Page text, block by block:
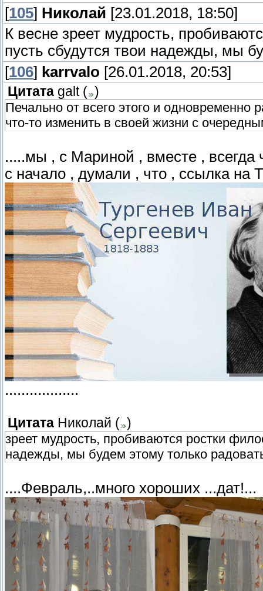
[105] Николай [23.01.2018, 18:50]
К весне зреет мудрость,
пусть сбудутся твои надежды, мы
[106] karrvalo [26.01.2018, 20:53]
Цитата galt( )
Печально от всего этого и
что-то изменить в своей жизни с
.....мы , с Мариной , вместе ,
с начало , думали , что , ссылка на
..................
Цитата Николай ( )
зреет мудрость, пробиваются ростки
надежды, мы будем этому только
....Февраль,..много хороших ...дат!...